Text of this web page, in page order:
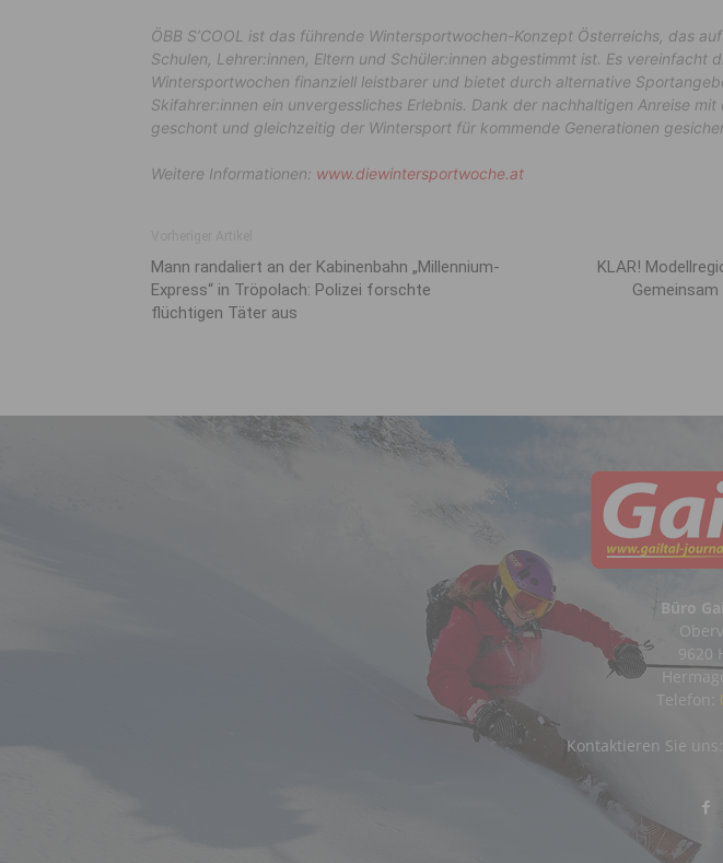
ÖBB S’COOL ist das führende Wintersportwochen-Konzept Österreichs, das
Schulen, Lehrer:innen, Eltern und Schüler:innen abgestimmt ist. Es vereinfacht
Wintersportwochen finanziell leistbarer und bietet durch alternative
Skifahrer:innen ein unvergessliches Erlebnis. Dank der nachhaltigen Anreise
geschont und gleichzeitig der Wintersport für kommende Generationen
Weitere Informationen: www.diewintersportwoche.at
Mann randaliert an der Kabinenbahn „Millennium-
Express“ in Tröpolach: Polizei forschte
flüchtigen Täter aus
KLAR!
Büro
Telefon:
Kontaktieren Sie uns: